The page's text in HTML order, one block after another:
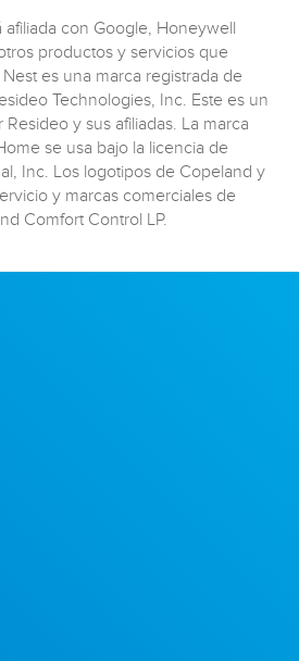
afiliada con Google, Honeywell
productos y servicios que
es una marca registrada de
Technologies, Inc. Este es un
y sus afiliadas. La marca
se usa bajo la licencia de
Inc. Los logotipos de Copeland y
y marcas comerciales de
Comfort Control LP.